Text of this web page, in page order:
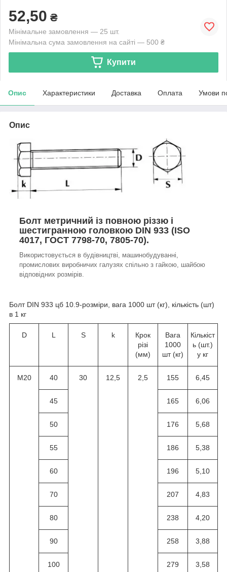
52,50 ₴
Мінімальне замовлення — 25 шт.
Мінімальна сума замовлення на сайті — 500 ₴
Купити
Опис Характеристики Доставка Оплата Умови
Опис
Болт метричний із повною різзю і
шестигранною головкою DIN 933 (ISO
4017, ГОСТ 7798-70, 7805-70).
Використовується в будівництві, машинобудуванні,
промислових виробничих галузях спільно з гайкою, шайбою
відповідних розмірів.
Болт DIN 933 цб 10.9-розміри, вага 1000 шт (кг), кількість (шт)
в 1 кг
D L S k
Крок
різі
(мм)
Вага
1000
шт (кг)
Кількіст
ь (шт.)
у кг
M20 40 30 12,5 2,5 155 6,45
45 165 6,06
50 176 5,68
55 186 5,38
60 196 5,10
70 207 4,83
80 238 4,20
90 258 3,88
100 279 3,58